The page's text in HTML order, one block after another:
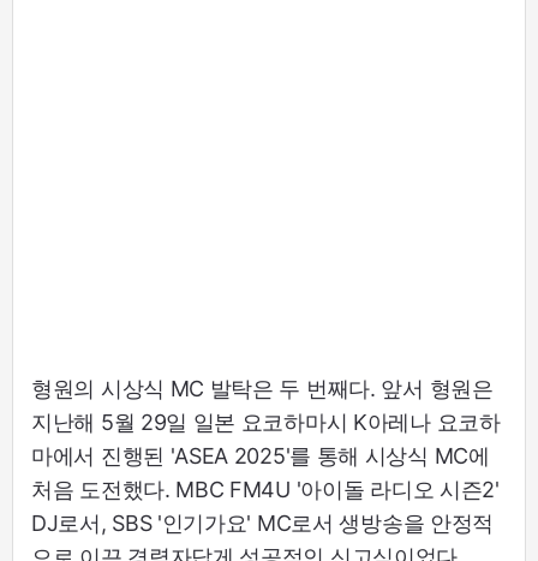
형원의 시상식 MC 발탁은 두 번째다. 앞서 형원은
지난해 5월 29일 일본 요코하마시 K아레나 요코하
마에서 진행된 'ASEA 2025'를 통해 시상식 MC에
처음 도전했다. MBC FM4U '아이돌 라디오 시즌2'
DJ로서, SBS '인기가요' MC로서 생방송을 안정적